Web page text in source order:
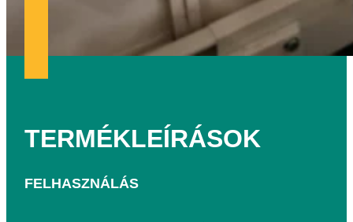
TERMÉKLEÍRÁSOK
FELHASZNÁLÁS